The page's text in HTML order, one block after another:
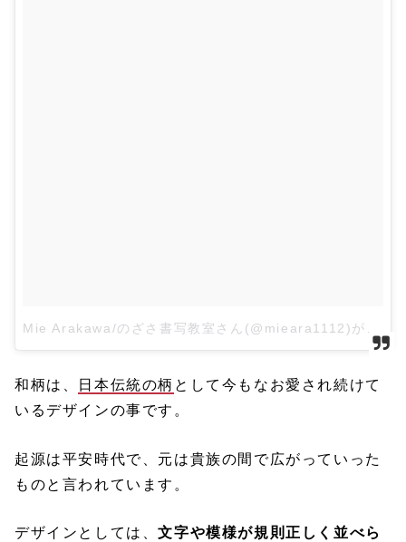
和柄は、 日本伝統の柄 として今もなお愛され続けて
いるデザインの事です。
起源は平安時代で、元は貴族の間で広がっていった
ものと言われています。
デザインとしては、文字や模様が規則正しく並べら